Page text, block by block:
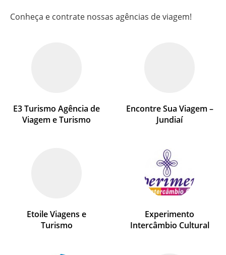
Conheça e contrate nossas agências de viagem!
E3 Turismo Agência de
Viagem e Turismo
Encontre Sua Viagem –
Jundiaí
Etoile Viagens e
Turismo
Experimento
Intercâmbio Cultural